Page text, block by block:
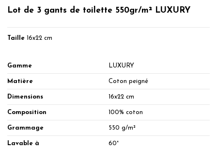
Lot de 3 gants de toilette 550gr/m² LUXURY
Taille 16x22 cm
Gamme LUXURY
Matière Coton peigné
Dimensions 16x22 cm
Composition 100% coton
Grammage 550 g/m²
Lavable à 60°